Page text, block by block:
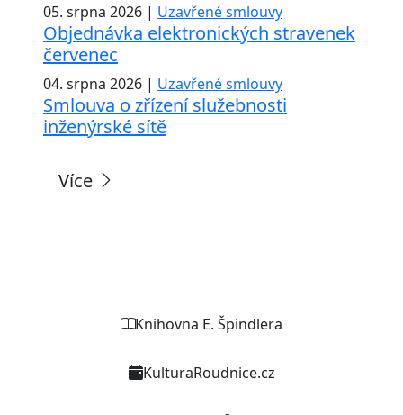
05. srpna 2026 | Uzavřené smlouvy
Objednávka elektronických stravenek
červenec
04. srpna 2026 | Uzavřené smlouvy
Smlouva o zřízení služebnosti
inženýrské sítě
Více
Knihovna E. Špindlera
KulturaRoudnice.cz